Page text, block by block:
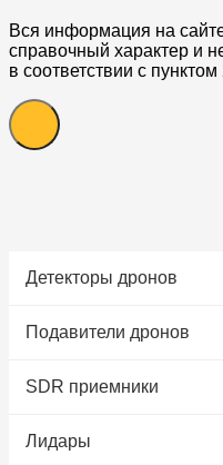
Вся информация на
справочный характер и
в соответствии с
Детекторы дронов
Подавители дронов
SDR приемники
Лидары